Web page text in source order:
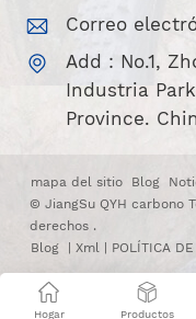
Correo
Add : No.1,
Industria
Province.
mapa del sitio Blog
© JiangSu QYH carbono
derechos .
Blog
Xml POLÍTICA
Hogar Productos